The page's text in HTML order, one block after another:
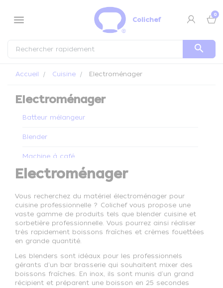
menu Colichef
0
search
Accueil Cuisine Electroménager
Electroménager
Batteur mélangeur
Blender
Machine à café
Mixeur
Electroménager
Vous recherchez du matériel électroménager pour
cuisine professionnelle ? Colichef vous propose une
vaste gamme de produits tels que blender cuisine et
sorbetière professionnelle. Vous pourrez ainsi réaliser
très rapidement boissons fraîches et crèmes fouettées
en grande quantité.
Les blenders sont idéaux pour les professionnels
gérants d'un bar brasserie qui souhaitent mixer des
boissons fraîches. En inox, ils sont munis d'un grand
récipient et préparent une boisson en 25 secondes